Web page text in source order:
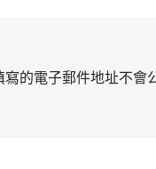
的電子郵件地址不會